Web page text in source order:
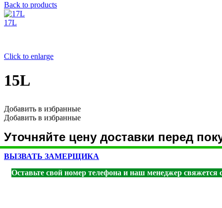
Back to products
17L
Click to enlarge
15L
Добавить в избранные
Добавить в избранные
Уточняйте цену доставки перед
ВЫЗВАТЬ ЗАМЕРЩИКА
Оставьте свой номер телефона и наш менеджер свяжется